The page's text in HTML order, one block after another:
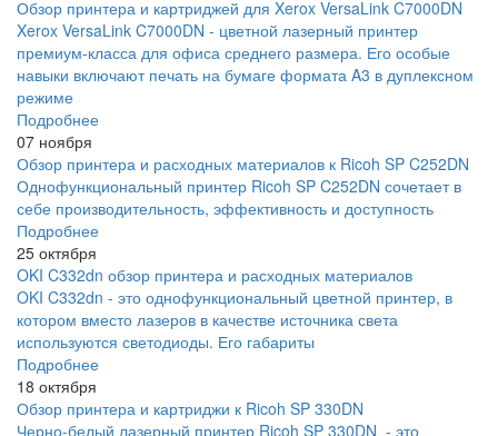
Обзор принтера и картриджей для Xerox VersaLink C7000DN
Xerox VersaLink C7000DN - цветной лазерный принтер
премиум-класса для офиса среднего размера. Его особые
навыки включают печать на бумаге формата A3 в дуплексном
режиме
Подробнее
07 ноября
Обзор принтера и расходных материалов к Ricoh SP C252DN
Однофункциональный принтер Ricoh SP C252DN сочетает в
себе производительность, эффективность и доступность
Подробнее
25 октября
OKI C332dn обзор принтера и расходных материалов
OKI C332dn - это однофункциональный цветной принтер, в
котором вместо лазеров в качестве источника света
используются светодиоды. Его габариты
Подробнее
18 октября
Обзор принтера и картриджи к Ricoh SP 330DN
Черно-белый лазерный принтер Ricoh SP 330DN - это